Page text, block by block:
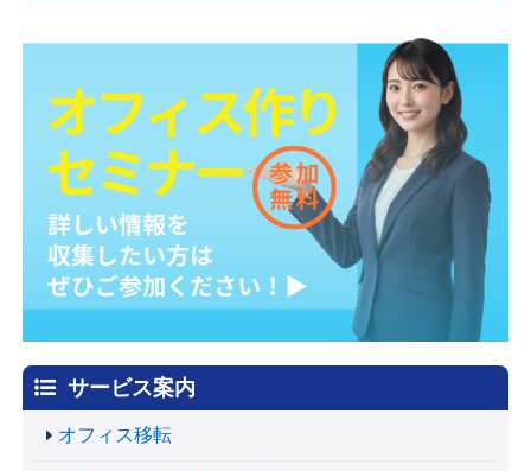
サービス案内
オフィス移転